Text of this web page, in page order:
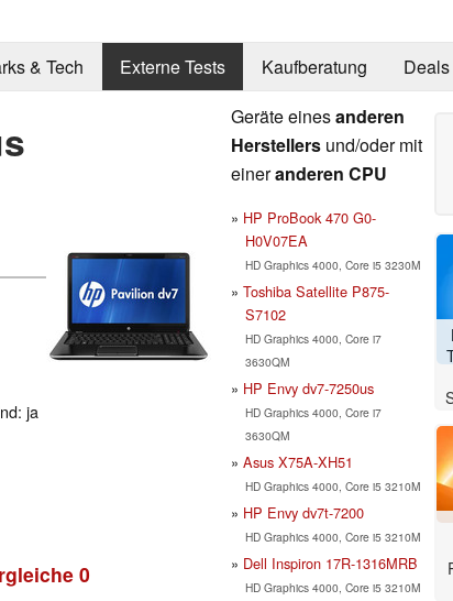
& Tech Externe Tests Kaufberatung Deals
ja
0
Geräte einesanderen
Herstellers und/oder mit
eineranderen CPU
HP ProBook 470 G0-
H0V07EA
HD Graphics 4000, Core i5 3230M
Toshiba Satellite P875-
S7102
HD Graphics 4000, Core i7
3630QM
HP Envy dv7-7250us
HD Graphics 4000, Core i7
3630QM
Asus X75A-XH51
HD Graphics 4000, Core i5 3210M
HP Envy dv7t-7200
HD Graphics 4000, Core i5 3210M
Dell Inspiron 17R-1316MRB
HD Graphics 4000, Core i5 3210M